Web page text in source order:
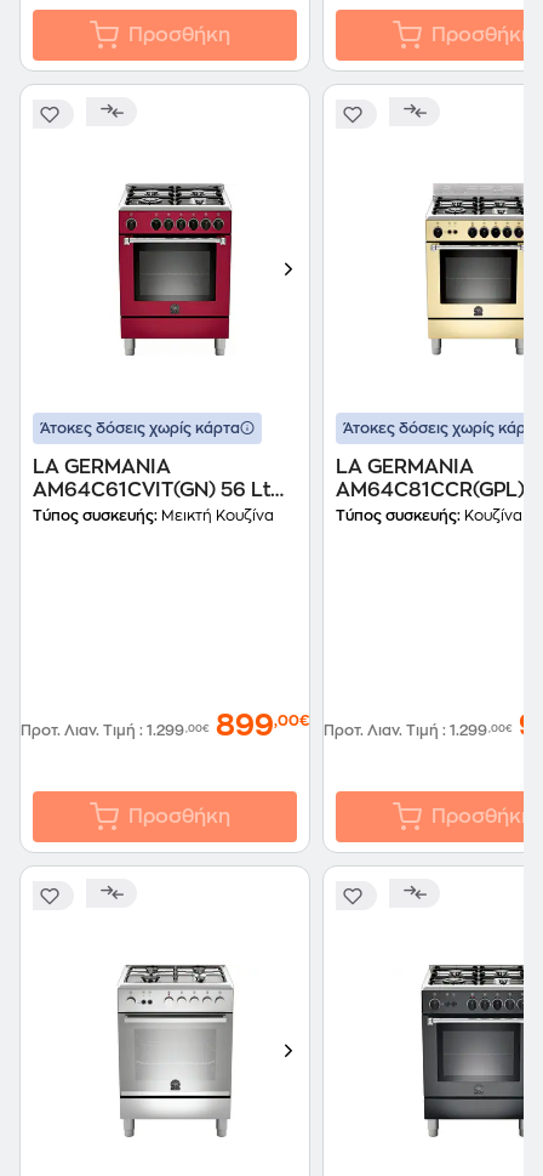
Προσθήκη Προσθήκη
Άτοκες δόσεις χωρίς κάρτα
LA GERMANIA
AM64C61CVIT(GN) 56 Lt
Κόκκινο Κουζίνα Μεικτή
Τύπος συσκευής: Μεικτή Κουζίνα
Προτ. Λιαν. Τιμή : 1.299,00€ 899,00€
Προσθήκη
Άτοκες δόσεις χωρίς κάρτα
LA GERMANIA
AM64C81CCR(GPL)
Κίτρινο Κουζίνα
Τύπος συσκευής: Κουζίνα
Προτ. Λιαν. Τιμή : 1.299,00€
Προσθήκη